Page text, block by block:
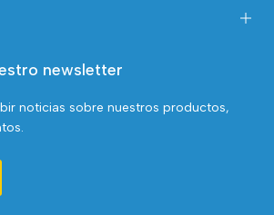
newsletter
noticias sobre nuestros productos,